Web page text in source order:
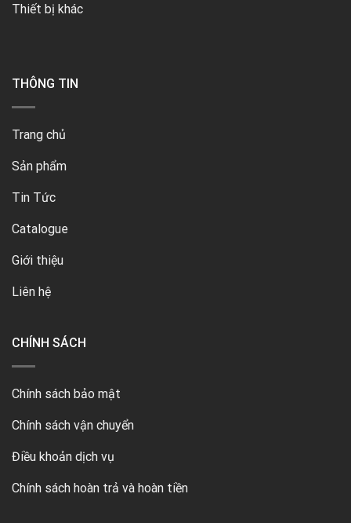
Thiết bị khác
THÔNG TIN
Trang chủ
Sản phẩm
Tin Tức
Catalogue
Giới thiệu
Liên hệ
CHÍNH SÁCH
Chính sách bảo mật
Chính sách vận chuyển
Điều khoản dịch vụ
Chính sách hoàn trả và hoàn tiền